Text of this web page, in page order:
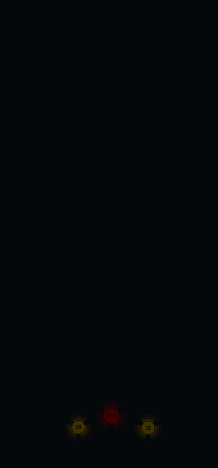
103
11
28